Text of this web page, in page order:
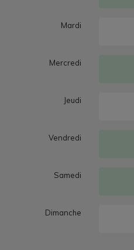
Mardi
Mercredi
Jeudi
Vendredi
Samedi
Dimanche